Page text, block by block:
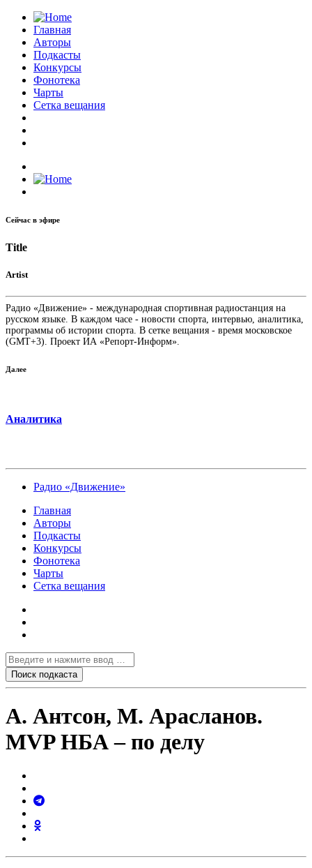
Главная
Авторы
Подкасты
Конкурсы
Фонотека
Чарты
Сетка вещания
Сейчас в эфире
Title
Artist
Радио «Движение» - международная спортивная радиостанция на
русском языке. В каждом часе - новости спорта, интервью, аналитика,
программы об истории спорта. В сетке вещания - время московское
(GMT+3). Проект ИА «Репорт-Информ».
Далее
Аналитика
Радио «Движение»
Главная
Авторы
Подкасты
Конкурсы
Фонотека
Чарты
Сетка вещания
А. Антсон, М. Арасланов.
MVP НБА – по делу